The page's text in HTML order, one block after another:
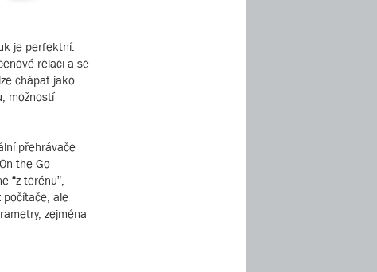
je perfektní.
relaci a se
chápat jako
možností
přehrávače
the Go
“z terénu”,
počítače, ale
zejména